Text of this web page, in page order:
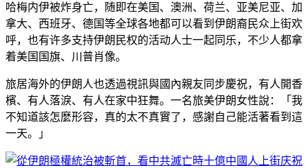
哈梅内伊被炸身亡，随即在美国、澳洲、荷兰、亚美尼亚、加
拿大、西班牙、德国等全球各地都可以看到伊朗裔民众上街欢
呼，也有许多支持伊朗民权的活动人士一起同乐，不少人都拿
着美国国旗、川普肖像。
旅居海外的伊朗人也透過視訊與國內親友同步慶祝，有人開香
檳、有人落淚、有人在家中狂舞。一名旅美伊朗女性說：「我
不知道該怎麼形容，真的太不真實了，感謝自己能活著看到這
一天。」